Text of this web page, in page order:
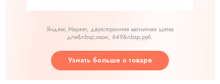
Яндекс.Маркет, двухсторонняя магнитная щетка
для&nbsp;окон, 649&nbsp;руб.
Узнать больше о товаре